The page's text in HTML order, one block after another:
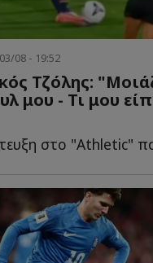
08 - 19:52
Τζόλης:
μου - Τι μου